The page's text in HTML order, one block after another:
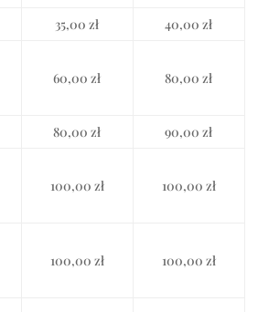
35,00 zł
40,00 zł
60,00 zł 80,00 zł
80,00 zł
90,00 zł
100,00 zł 100,00 zł
100,00 zł 100,00 zł